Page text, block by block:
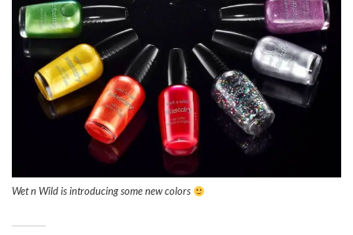
Wet n Wild is introducing some new colors